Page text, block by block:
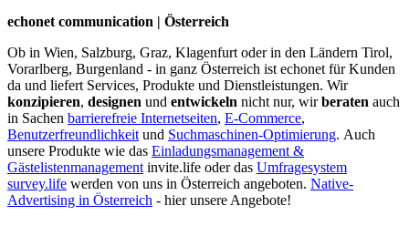
echonet communication | Österreich
Ob in Wien, Salzburg, Graz, Klagenfurt oder in den Ländern Tirol,
Vorarlberg, Burgenland - in ganz Österreich ist echonet für Kunden
da und liefert Services, Produkte und Dienstleistungen. Wir
konzipieren, designen und entwickeln nicht nur, wirberaten auch
in Sachen barrierefreie Internetseiten, E-Commerce,
Benutzerfreundlichkeit und Suchmaschinen-Optimierung. Auch
unsere Produkte wie das Einladungsmanagement &
Gästelistenmanagement invite.life oder das Umfragesystem
survey.life werden von uns in Österreich angeboten. Native-
Advertising in Österreich - hier unsere Angebote!